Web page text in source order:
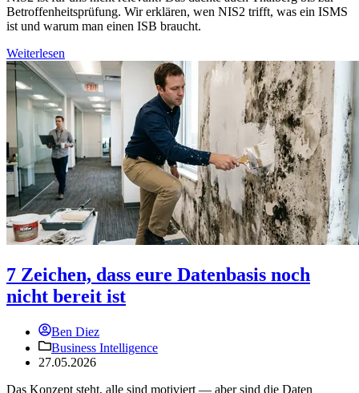
Betroffenheitsprüfung. Wir erklären, wen NIS2 trifft, was ein ISMS
ist und warum man einen ISB braucht.
Weiterlesen
7 Zeichen, dass eure Datenbasis noch
nicht bereit ist
Ben Diez
Business Intelligence
27.05.2026
Das Konzept steht, alle sind motiviert — aber sind die Daten